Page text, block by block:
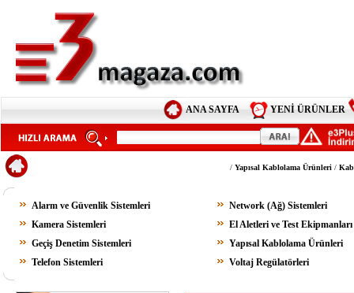
ANA SAYFA YENİ ÜRÜNLER
/ Yapısal Kablolama Ürünleri /
Alarm ve Güvenlik Sistemleri
Network (Ağ) Sistemleri
Kamera Sistemleri
El Aletleri ve Test Ekipmanları
Geçiş Denetim Sistemleri
Yapısal Kablolama Ürünleri
Telefon Sistemleri
Voltaj Regülatörleri